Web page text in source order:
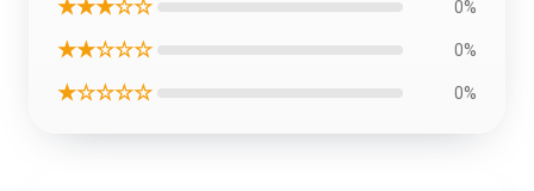
★★★☆☆ 0%
★★☆☆☆ 0%
★☆☆☆☆ 0%